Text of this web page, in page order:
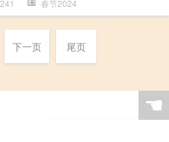
241 春节2024
下一页 尾页
☚